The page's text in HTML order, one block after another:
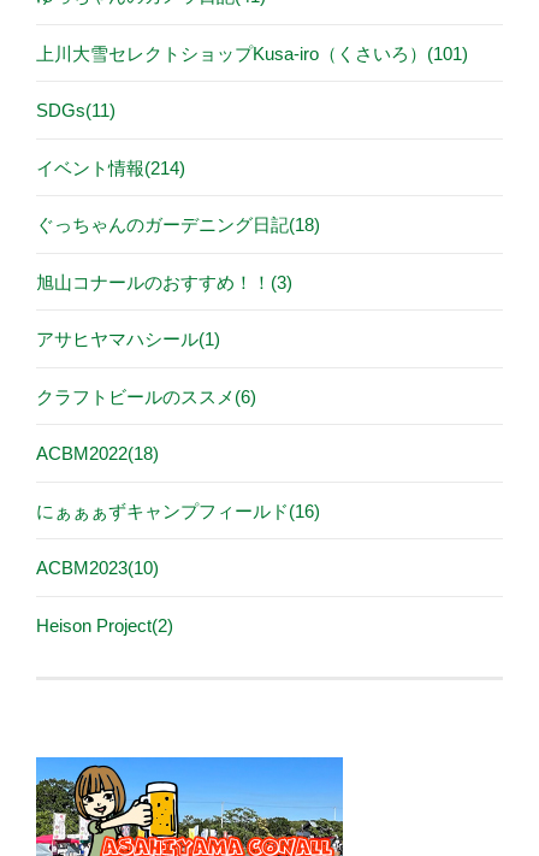
上川大雪セレクトショップKusa-iro（くさいろ）(101)
SDGs(11)
イベント情報(214)
ぐっちゃんのガーデニング日記(18)
旭山コナールのおすすめ！！(3)
アサヒヤマハシール(1)
クラフトビールのススメ(6)
ACBM2022(18)
にぁぁぁずキャンプフィールド(16)
ACBM2023(10)
Heison Project(2)